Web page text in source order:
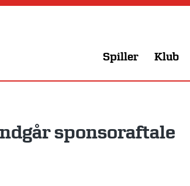
Spiller Klub
sponsoraftale